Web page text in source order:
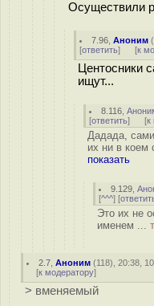
Осуществили
7.96 ,Аноним (
[ответить] [к
Центосники
ищут...
8.116 ,
[ответить] [к
Дадада,
их ни в коем
показать
9.129 ,
[^^^] [
Это их не
именем ...
2.7 ,Аноним (118), 20:38,
[к модератору]
> вменяемый